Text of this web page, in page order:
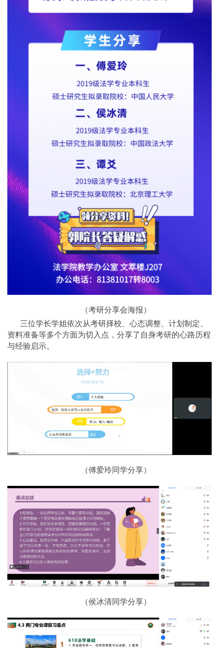
（考研分享会海报）
三位学长学姐依次从考研择校、心态调整、计划制定、
资料准备等多个方面为切入点，分享了自身考研的心路历程
与经验启示。
（傅爱玲同学分享）
（侯冰清同学分享）